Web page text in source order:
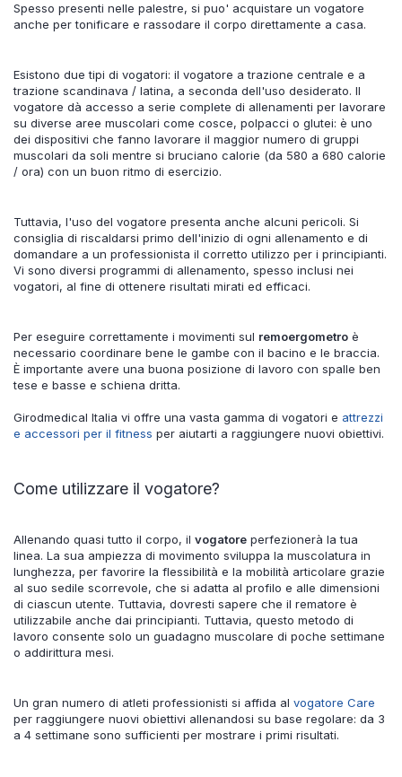
Spesso presenti nelle palestre, si puo' acquistare un vogatore
anche per tonificare e rassodare il corpo direttamente a casa.
Esistono due tipi di vogatori: il vogatore a trazione centrale e a
trazione scandinava / latina, a seconda dell'uso desiderato. Il
vogatore dà accesso a serie complete di allenamenti per lavorare
su diverse aree muscolari come cosce, polpacci o glutei: è uno
dei dispositivi che fanno lavorare il maggior numero di gruppi
muscolari da soli mentre si bruciano calorie (da 580 a 680 calorie
/ ora) con un buon ritmo di esercizio.
Tuttavia, l'uso del vogatore presenta anche alcuni pericoli. Si
consiglia di riscaldarsi primo dell'inizio di ogni allenamento e di
domandare a un professionista il corretto utilizzo per i principianti.
Vi sono diversi programmi di allenamento, spesso inclusi nei
vogatori, al fine di ottenere risultati mirati ed efficaci.
Per eseguire correttamente i movimenti sul remoergometro è
necessario coordinare bene le gambe con il bacino e le braccia.
È importante avere una buona posizione di lavoro con spalle ben
tese e basse e schiena dritta.
Girodmedical Italia vi offre una vasta gamma di vogatori e attrezzi
e accessori per il fitness per aiutarti a raggiungere nuovi obiettivi.
Come utilizzare il vogatore?
Allenando quasi tutto il corpo, il vogatore perfezionerà la tua
linea. La sua ampiezza di movimento sviluppa la muscolatura in
lunghezza, per favorire la flessibilità e la mobilità articolare grazie
al suo sedile scorrevole, che si adatta al profilo e alle dimensioni
di ciascun utente. Tuttavia, dovresti sapere che il rematore è
utilizzabile anche dai principianti. Tuttavia, questo metodo di
lavoro consente solo un guadagno muscolare di poche settimane
o addirittura mesi.
Un gran numero di atleti professionisti si affida al vogatore Care
per raggiungere nuovi obiettivi allenandosi su base regolare: da 3
a 4 settimane sono sufficienti per mostrare i primi risultati.